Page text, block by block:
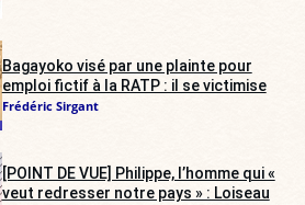
Bagayoko visé par une plainte pour
emploi fictif à la RATP : il se victimise
Frédéric Sirgant
[POINT DE VUE] Philippe, l’homme qui «
veut redresser notre pays » : Loiseau